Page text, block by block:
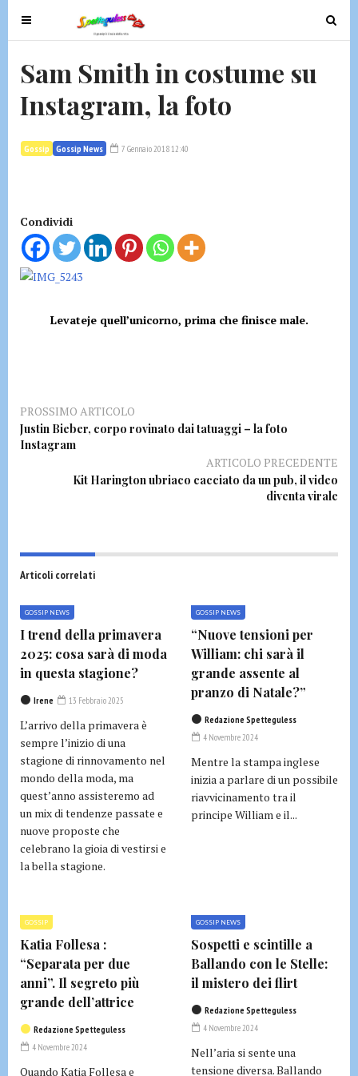
T
o
g
l
e
a
a
t
i
T
o
Sam Smith in costume su
Instagram, la foto
Gossip Gossip News 7 Gennaio 2018 12:40
Condividi
Levateje quell’unicorno, prima che finisce male.
PROSSIMO ARTICOLO
Justin Bieber, corpo rovinato dai tatuaggi – la foto
Instagram
ARTICOLO PRECEDENTE
Kit Harington ubriaco cacciato da un pub, il video
diventa virale
Articoli correlati
GOSSIP NEWS
I trend della primavera
2025: cosa sarà di moda
in questa stagione?
Irene 13 Febbraio 2025
L’arrivo della primavera è
sempre l’inizio di una
stagione di rinnovamento nel
mondo della moda, ma
quest’anno assisteremo ad
un mix di tendenze passate e
nuove proposte che
celebrano la gioia di vestirsi e
la bella stagione.
GOSSIP NEWS
“Nuove tensioni per
William: chi sarà il
grande assente al
pranzo di Natale?”
Redazione Spetteguless
4 Novembre 2024
Mentre la stampa inglese
inizia a parlare di un possibile
riavvicinamento tra il
principe William e il...
GOSSIP
Katia Follesa :
“Separata per due
anni”. Il segreto più
grande dell’attrice
Redazione Spetteguless
4 Novembre 2024
Quando Katia Follesa e
GOSSIP NEWS
Sospetti e scintille a
Ballando con le Stelle:
il mistero dei flirt
Redazione Spetteguless
4 Novembre 2024
Nell’aria si sente una
tensione diversa. Ballando